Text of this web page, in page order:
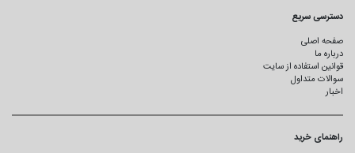
دسترسی سریع
صفحه اصلی
درباره ما
قوانین استفاده از سایت
سوالات متداول
اخبار
راهنمای خرید